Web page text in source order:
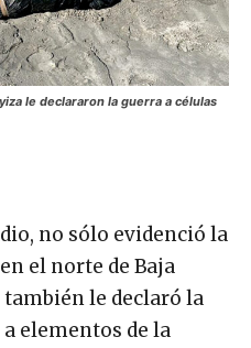
le declararon la guerra a células
no sólo evidenció la
el norte de Baja
le declaró la
elementos de la